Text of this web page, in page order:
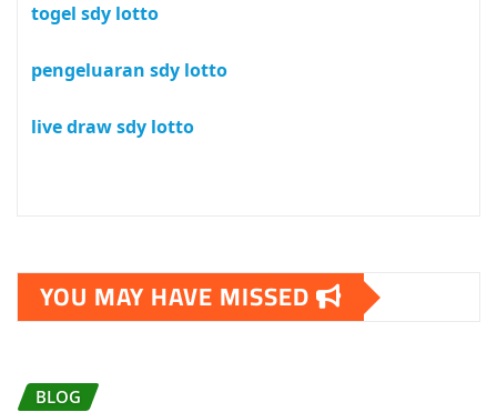
togel sdy lotto
pengeluaran sdy lotto
live draw sdy lotto
YOU MAY HAVE MISSED
BLOG